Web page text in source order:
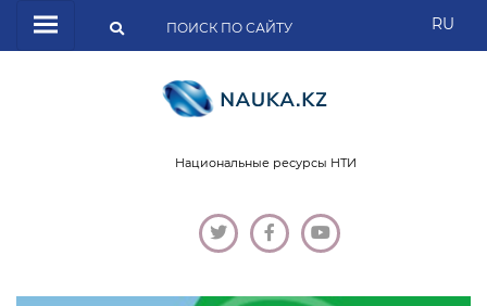
RU
Национальные ресурсы НТИ